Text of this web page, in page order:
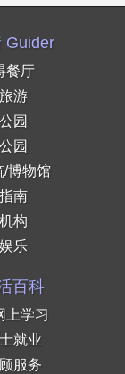
餐厅
游
园
园
/博物馆
南
构
乐
百科
上学习
就业
服务